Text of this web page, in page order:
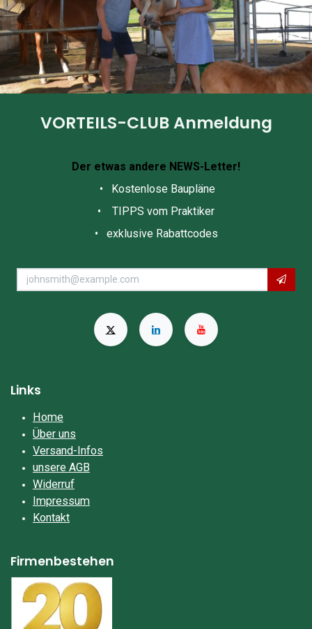
VORTEILS-CLUB Anmeldung
Der etwas andere NEWS-Letter!
• Kostenlose Baupläne
• TIPPS vom Praktiker
• exklusive Rabattcodes
Links
Home
Über uns
Versand-Infos
unsere AGB
Widerruf
Impressum​
Kontakt
Firmenbestehen